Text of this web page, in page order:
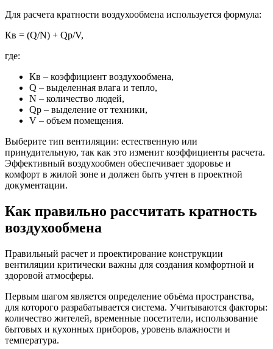
Для расчета кратности воздухообмена используется формула:
Кв = (Q/N) + Qp/V,
где:
Кв – коэффициент воздухообмена,
Q – выделенная влага и тепло,
N – количество людей,
Qp – выделение от техники,
V – объем помещения.
Выберите тип вентиляции: естественную или
принудительную, так как это изменит коэффициенты расчета.
Эффективный воздухообмен обеспечивает здоровье и
комфорт в жилой зоне и должен быть учтен в проектной
документации.
Как правильно рассчитать кратность
воздухообмена
Правильный расчет и проектирование конструкции
вентиляции критически важны для создания комфортной и
здоровой атмосферы.
Первым шагом является определение объёма пространства,
для которого разрабатывается система. Учитываются факторы:
количество жителей, временные посетители, использование
бытовых и кухонных приборов, уровень влажности и
температура.